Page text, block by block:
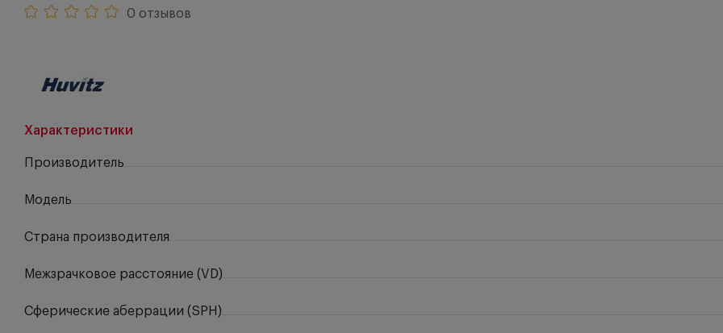
0 отзывов
Характеристики
Производитель
Модель
Страна производителя
Межзрачковое расстояние (VD)
Сферические аберрации (SPH)